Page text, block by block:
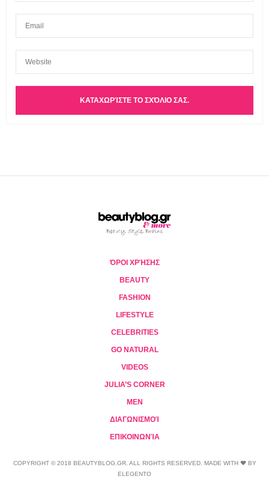
ΌΡΟΙ ΧΡΉΣΗΣ
BEAUTY
FASHION
LIFESTYLE
CELEBRITIES
GO NATURAL
VIDEOS
JULIA’S CORNER
MEN
ΔΙΑΓΩΝΙΣΜΟΊ
ΕΠΙΚΟΙΝΩΝΊΑ
COPYRIGHT © 2018 BEAUTYBLOG.GR. ALL RIGHTS RESERVED. MADE WITH ❤ BY
ELEGENTO